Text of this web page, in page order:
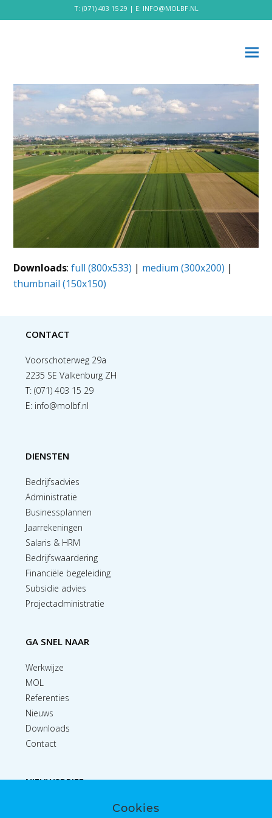
T: (071) 403 15 29 | E: INFO@MOLBF.NL
Downloads:full (800x533) | medium (300x200) |
thumbnail (150x150)
CONTACT
Voorschoterweg 29a
2235 SE Valkenburg ZH
T:(071) 403 15 29
E: info@molbf.nl
DIENSTEN
Bedrijfsadvies
Administratie
Businessplannen
Jaarrekeningen
Salaris & HRM
Bedrijfswaardering
Financiële begeleiding
Subsidie advies
Projectadministratie
GA SNEL NAAR
Werkwijze
MOL
Referenties
Nieuws
Downloads
Contact
NIEUWSBRIEF
Cookies